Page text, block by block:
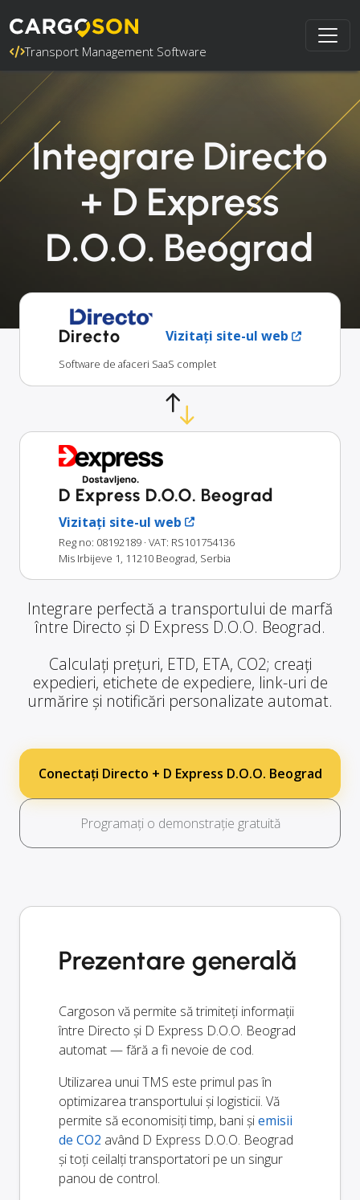
Transport Management Software
Integrare Directo
+ D Express
D.O.O. Beograd
Directo Vizitați site-ul web
Software de afaceri SaaS complet
D Express D.O.O. Beograd
Vizitați site-ul web
Reg no: 08192189 · VAT: RS101754136
Mis Irbijeve 1, 11210 Beograd, Serbia
Integrare perfectă a transportului de marfă
între Directo și D Express D.O.O. Beograd.
Calculați prețuri, ETD, ETA, CO2; creați
expedieri, etichete de expediere, link-uri de
urmărire și notificări personalizate automat.
Conectați Directo + D Express D.O.O. Beograd
Programați o demonstrație gratuită
Prezentare generală
Cargoson vă permite să trimiteți informații
între Directo și D Express D.O.O. Beograd
automat — fără a fi nevoie de cod.
Utilizarea unui TMS este primul pas în
optimizarea transportului și logisticii. Vă
permite să economisiți timp, bani șiemisii
de CO2 având D Express D.O.O. Beograd
și toți ceilalți transportatori pe un singur
panou de control.